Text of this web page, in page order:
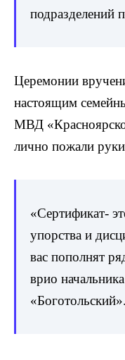
подразделений
Церемонии
настоящим
МВД
лично пожали
«Сертификат-
упорства и
вас пополнят
врио
«Боготольский».